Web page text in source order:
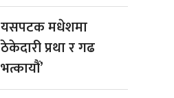
यसपटक मधेशमा
ठेकेदारी प्रथा र गढ
भत्कायौं’